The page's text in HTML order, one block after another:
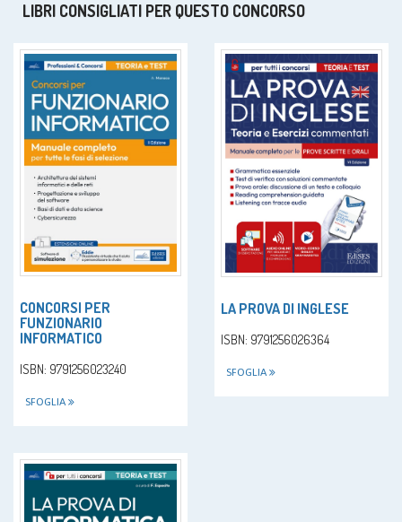
LIBRI CONSIGLIATI PER QUESTO CONCORSO
CONCORSI PER
FUNZIONARIO
INFORMATICO
ISBN: 9791256023240
SFOGLIA
LA PROVA DI INGLESE
ISBN: 9791256026364
SFOGLIA